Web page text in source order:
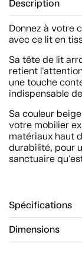
Description
Donnez à votre
avec ce lit en
Sa tête de lit
retient
une touche
indispensable
Sa couleur
votre mobilier
matériaux haut
durabilité, pour
sanctuaire
Spécifications
Dimensions